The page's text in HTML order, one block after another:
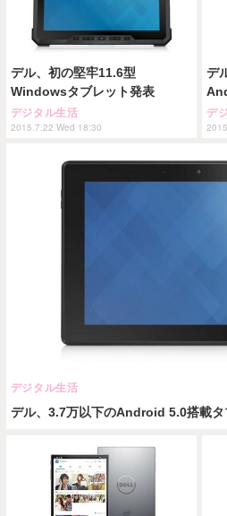
デル、初の堅牢11.6型
Windowsタブレット発表
デジタル生活
2015.7.22 Wed 18:30
デ
デ
デル、3.7万以下のAndroid 5.0搭載タ
デジタル生活